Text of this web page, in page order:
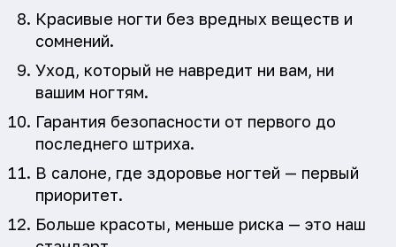
Красивые ногти без вредных веществ и
сомнений.
Уход, который не навредит ни вам, ни
вашим ногтям.
Гарантия безопасности от первого до
последнего штриха.
В салоне, где здоровье ногтей — первый
приоритет.
Больше красоты, меньше риска — это наш